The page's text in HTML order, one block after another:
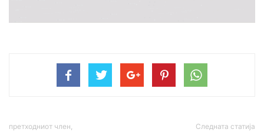
претходниот член, Следната статија